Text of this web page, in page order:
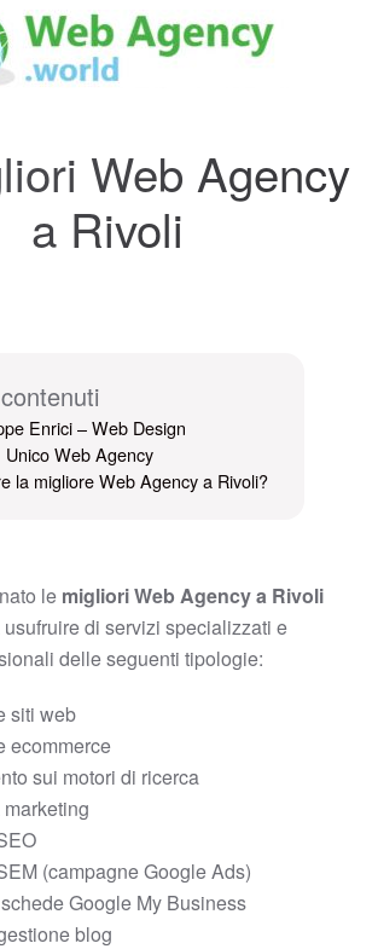
Web Agency
a Rivoli
Enrici – Web Design
Unico Web Agency
la migliore Web Agency a Rivoli?
le migliori Web Agency a Rivoli
di servizi specializzati e
delle seguenti tipologie:
siti web
ecommerce
sui motori di ricerca
(campagne Google Ads)
Google My Business
blog